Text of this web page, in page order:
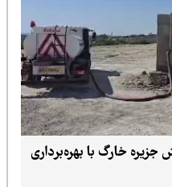
خارگ با بهره‌برداری